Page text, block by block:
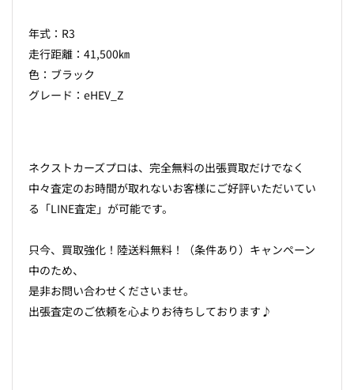
年式：R3
走行距離：41,500㎞
色：ブラック
グレード：eHEV_Z
ネクストカーズプロは、完全無料の出張買取だけでなく
中々査定のお時間が取れないお客様にご好評いただいてい
る「LINE査定」が可能です。
只今、買取強化！陸送料無料！（条件あり）キャンペーン
中のため、
是非お問い合わせくださいませ。
出張査定のご依頼を心よりお待ちしております♪